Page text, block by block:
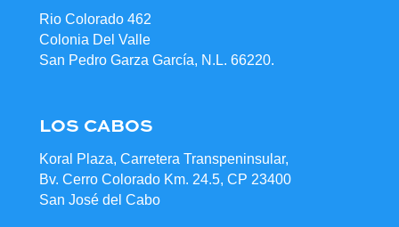
Rio Colorado 462
Colonia Del Valle
San Pedro Garza García, N.L. 66220.
LOS CABOS
Koral Plaza, Carretera Transpeninsular,
Bv. Cerro Colorado Km. 24.5, CP 23400
San José del Cabo